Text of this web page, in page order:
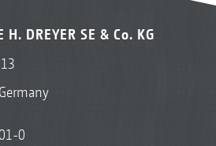
DREYER SE & Co. KG
0